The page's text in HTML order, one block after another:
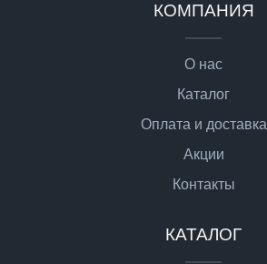
КОМПАНИЯ
О нас
Каталог
Оплата и доставка
Акции
Контакты
КАТАЛОГ